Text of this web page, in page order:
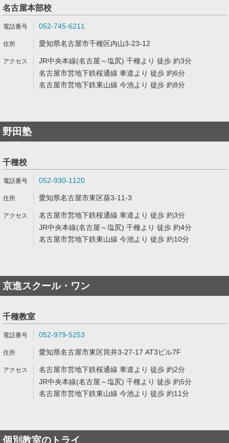
名古屋本部校
052-745-6211
愛知県名古屋市千種区内山3-23-12
JR中央本線(名古屋～塩尻) 千種より 徒歩 約3分
名古屋市営地下鉄桜通線 車道より 徒歩 約6分
名古屋市営地下鉄東山線 今池より 徒歩 約8分
野田塾
千種校
052-930-1120
愛知県名古屋市東区葵3-11-3
名古屋市営地下鉄桜通線 車道より 徒歩 約3分
JR中央本線(名古屋～塩尻) 千種より 徒歩 約4分
名古屋市営地下鉄東山線 今池より 徒歩 約10分
京進スクール・ワン
千種教室
052-979-5253
愛知県名古屋市東区筒井3-27-17 AT3ビル7F
名古屋市営地下鉄桜通線 車道より 徒歩 約2分
JR中央本線(名古屋～塩尻) 千種より 徒歩 約5分
名古屋市営地下鉄東山線 今池より 徒歩 約11分
個別教室のトライ